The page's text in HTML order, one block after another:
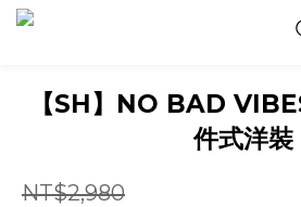
【SH】NO BAD
件式洋裝
NT$2,980